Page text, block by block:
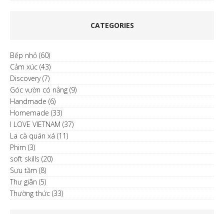
CATEGORIES
Bếp nhỏ (60)
Cảm xúc (43)
Discovery(7)
Góc vườn có nắng (9)
Handmade (6)
Homemade (33)
I LOVE VIETNAM (37)
La cà quán xá (11)
Phim (3)
soft skills (20)
Sưu tầm (8)
Thư giãn (5)
Thường thức (33)